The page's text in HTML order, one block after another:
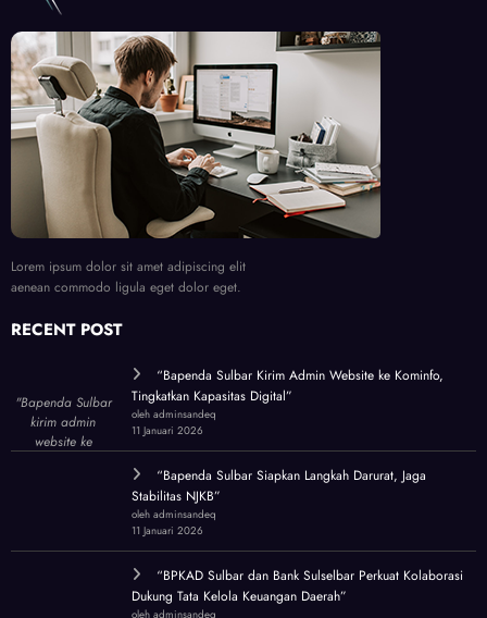
Lorem ipsum dolor sit amet adipiscing elit
aenean commodo ligula eget dolor eget.
RECENT POST
"Bapenda Sulbar
kirim admin
website ke
“Bapenda Sulbar Kirim Admin Website ke Kominfo,
Tingkatkan Kapasitas Digital”
oleh adminsandeq
11 Januari 2026
“Bapenda Sulbar Siapkan Langkah Darurat, Jaga
Stabilitas NJKB”
oleh adminsandeq
11 Januari 2026
“BPKAD Sulbar dan Bank Sulselbar Perkuat Kolaborasi
Dukung Tata Kelola Keuangan Daerah”
oleh adminsandeq